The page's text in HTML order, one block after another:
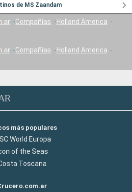
de MS Zaandam
Compañías
Holland America
Compañías
Holland America
más populares
World Europa
of the Seas
Toscana